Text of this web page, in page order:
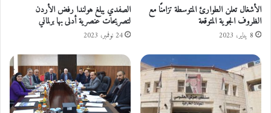
ح
و
ا
ي
م
ت
ش
ا
م
ة
ع
الأشغال تعلن الطوارئ المتوسطة تزامنًا مع
الظروف الجوية المتوقعة
8 يناير، 2023
الصفدي يبلغ هولندا رفض الأردن
لتصريحات عنصرية أدلى بها برلماني
24 نوفمبر، 2023